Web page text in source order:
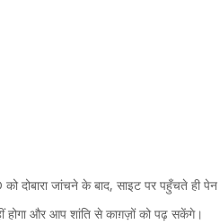
दोबारा जांचने के बाद, साइट पर पहुँचते ही पेन
और आप शांति से काग़ज़ों को पढ़ सकेंगे।